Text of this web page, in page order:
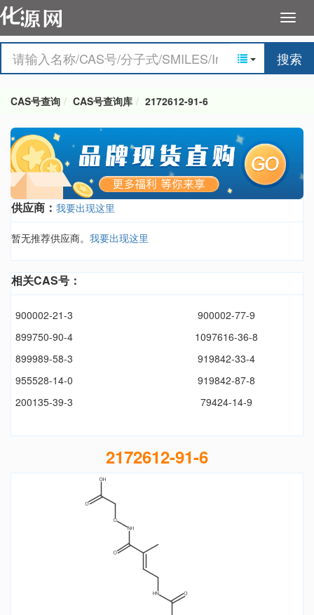
搜索
CAS号查询 CAS号查询库 2172612-91-6
供应商： 我要出现这里
暂无推荐供应商。 我要出现这里
相关CAS号：
900002-21-3
900002-77-9
899750-90-4
1097616-36-8
899989-58-3
919842-33-4
955528-14-0
919842-87-8
200135-39-3
79424-14-9
2172612-91-6